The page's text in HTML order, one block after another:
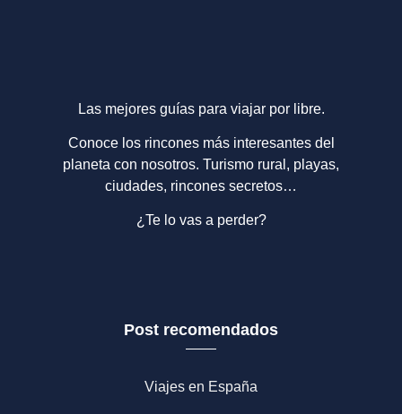
Las mejores guías para viajar por libre.
Conoce los rincones más interesantes del
planeta con nosotros. Turismo rural, playas,
ciudades, rincones secretos…
¿Te lo vas a perder?
Post recomendados
Viajes en España